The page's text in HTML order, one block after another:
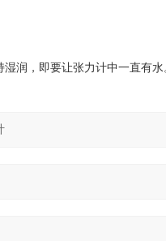
润，即要让张力计中一直有水